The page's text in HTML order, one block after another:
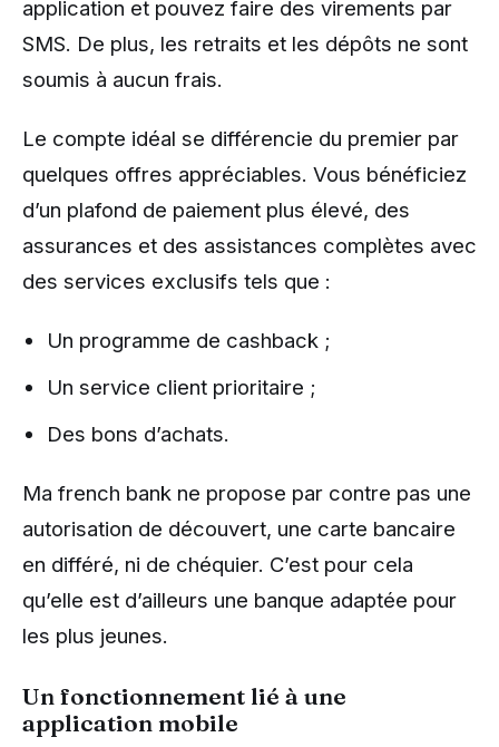
application et pouvez faire des virements par
SMS. De plus, les retraits et les dépôts ne sont
soumis à aucun frais.
Le compte idéal se différencie du premier par
quelques offres appréciables. Vous bénéficiez
d’un plafond de paiement plus élevé, des
assurances et des assistances complètes avec
des services exclusifs tels que :
Un programme de cashback ;
Un service client prioritaire ;
Des bons d’achats.
Ma french bank ne propose par contre pas une
autorisation de découvert, une carte bancaire
en différé, ni de chéquier. C’est pour cela
qu’elle est d’ailleurs une banque adaptée pour
les plus jeunes.
Un fonctionnement lié à une
application mobile